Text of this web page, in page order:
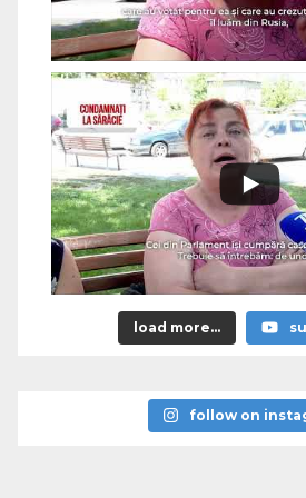
load more...
follow on